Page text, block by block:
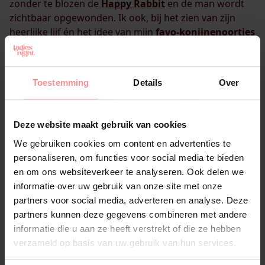
Toestemming Details Over
Deze website maakt gebruik van cookies
We gebruiken cookies om content en advertenties te
personaliseren, om functies voor social media te bieden
en om ons websiteverkeer te analyseren. Ook delen we
informatie over uw gebruik van onze site met onze
partners voor social media, adverteren en analyse. Deze
partners kunnen deze gegevens combineren met andere
informatie die u aan ze heeft verstrekt of die ze hebben
verzameld op basis van uw gebruik van hun services.
zonder te blozen de Happy Rabbit en de man wordt
zichtbaar opgewonden. Ik ook, bij het zien van zijn
heerlijke lijf én het idee van mijn favo-konijnenoortjes
op mijn clitoris!
Nadat ik (binnen enkele momenten) een hoogtepunt
ben dol op het zachte materiaal en ik hoef nooit bang
Heerlijke combinatie!
“Waarom belde je me nou niet terug?” vroeg hij na zijn
eerste hoogtepunt “Och, ik ben zo druk geweest, je
kent het wel” antwoordde ik. “Blijf lekker liggen Lau,
dan haal ik even een colaatje voor ons.” Zodra hij zich
omdraait laat ik de Happy Rabbit nog even fijn tussen
mijn benen bewegen. Thank you Ladies Night, voor de